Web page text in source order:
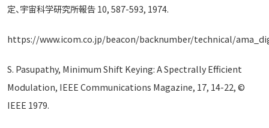
定、宇宙科学研究所報告 10, 587-593, 1974.
https://www.icom.co.jp/beacon/backnumber/technical/
S. Pasupathy, Minimum Shift Keying: A Spectrally Efficient
Modulation, IEEE Communications Magazine, 17, 14-22, ©
IEEE 1979.